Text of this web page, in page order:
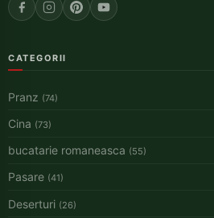
CATEGORII
Pranz (74)
Cina (73)
bucatarie romaneasca (55)
Pasare (41)
Deserturi (26)